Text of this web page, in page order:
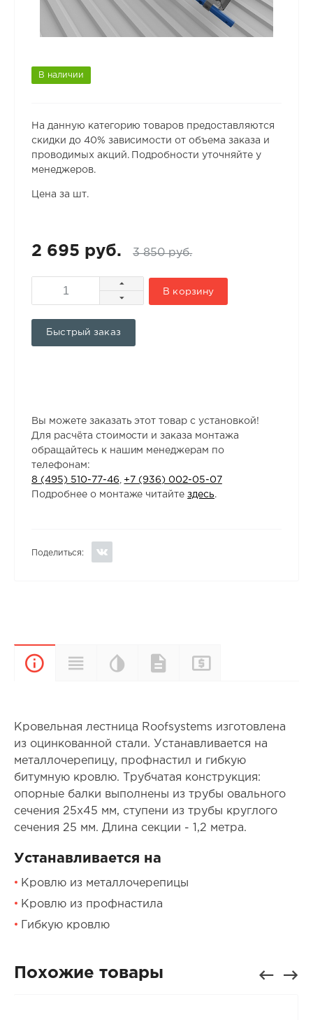
В наличии
На данную категорию товаров предоставляются
скидки до 40% зависимости от объема заказа и
проводимых акций. Подробности уточняйте у
менеджеров.
Цена за шт.
2 695 руб. 3 850 руб.
В корзину
Быстрый заказ
Вы можете заказать этот товар с установкой!
Для расчёта стоимости и заказа монтажа
обращайтесь к нашим менеджерам по
телефонам:
8 (495) 510-77-46
+7 (936) 002-05-07
Подробнее о монтаже читайтездесь.
Поделиться:
ОписаниеХарактеристики
Цветовая
палитра
Документы
Кровельная лестница Roofsystems изготовлена
из оцинкованной стали. Устанавливается на
металлочерепицу, профнастил и гибкую
битумную кровлю. Трубчатая конструкция:
опорные балки выполнены из трубы овального
сечения 25x45 мм, ступени из трубы круглого
сечения 25 мм. Длина секции - 1,2 метра.
Устанавливается на
Кровлю из металлочерепицы
Кровлю из профнастила
Гибкую кровлю
Похожие товары